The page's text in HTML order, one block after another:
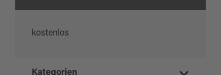
kostenlos
Kategorien